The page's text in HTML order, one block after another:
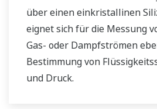
über einen einkristallinen
eignet sich für die Messung
Gas- oder Dampfströmen
Bestimmung von
und Druck.